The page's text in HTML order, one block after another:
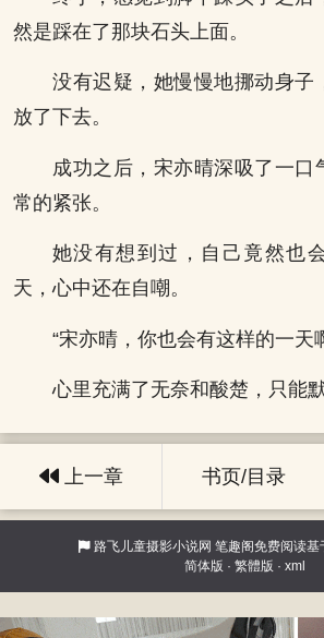
然是踩在了那块石头上面。
没有迟疑，她慢慢地挪动身子
放了下去。
成功之后，宋亦晴深吸了一口
常的紧张。
她没有想到过，自己竟然也
天，心中还在自嘲。
“宋亦晴，你也会有这样的一天
心里充满了无奈和酸楚，只能
上一章 书页/目录
路飞儿童摄影小说网 笔趣阁免费阅读基
简体版 · 繁體版 · xml